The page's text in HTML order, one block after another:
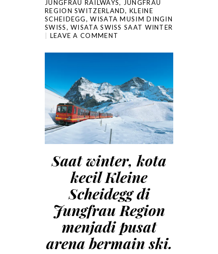
JUNGFRAU RAILWAYS, JUNGFRAU
REGION SWITZERLAND,KLEINE
SCHEIDEGG,WISATA MUSIM DINGIN
SWISS,WISATA SWISS SAAT WINTER
LEAVE A COMMENT
Saat winter, kota
kecil Kleine
Scheidegg di
Jungfrau Region
menjadi pusat
arena bermain ski.